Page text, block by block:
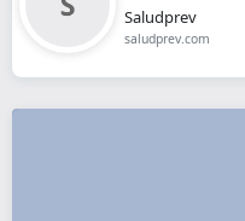
Saludprev
saludprev.com